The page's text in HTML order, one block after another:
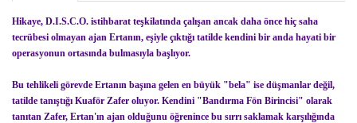
Hikaye, D.I.S.C.O. istihbarat teşkilatında çalışan ancak daha önce hiç saha
tecrübesi olmayan ajan Ertanın, eşiyle çıktığı tatilde kendini bir anda hayati bir
operasyonun ortasında bulmasıyla başlıyor.
Bu tehlikeli görevde Ertanın başına gelen en büyük "bela" ise düşmanlar değil,
tatilde tanıştığı Kuaför Zafer oluyor. Kendini "Bandırma Fön Birincisi" olarak
tanıtan Zafer, Ertan'ın ajan olduğunu öğrenince bu sırrı saklamak karşılığında